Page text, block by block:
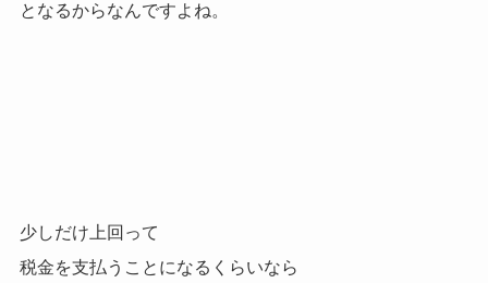
となるからなんですよね。
少しだけ上回って
税金を支払うことになるくらいなら